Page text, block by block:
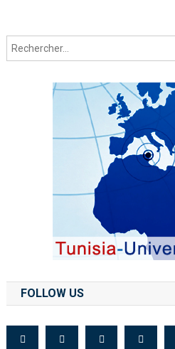
FOLLOW US